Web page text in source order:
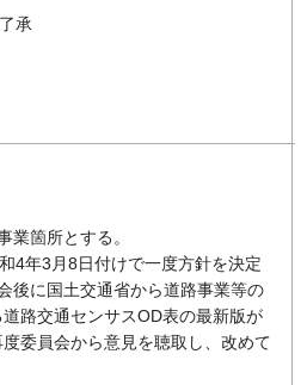
承
業箇所とする。
4年3月8日付けで一度方針を決定
後に国土交通省から道路事業等の
路交通センサスOD表の最新版が
委員会から意見を聴取し、改めて